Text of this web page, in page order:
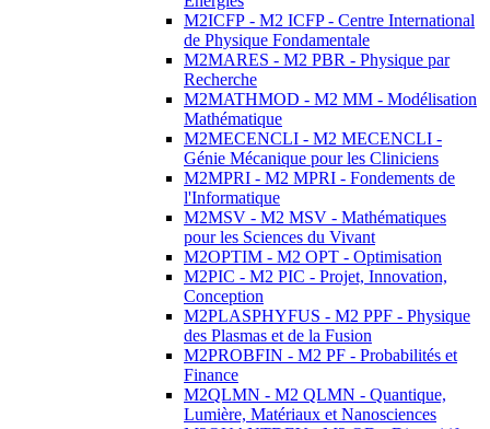
M2ICFP - M2 ICFP - Centre International
de Physique Fondamentale
M2MARES - M2 PBR - Physique par
Recherche
M2MATHMOD - M2 MM - Modélisation
Mathématique
M2MECENCLI - M2 MECENCLI -
Génie Mécanique pour les Cliniciens
M2MPRI - M2 MPRI - Fondements de
l'Informatique
M2MSV - M2 MSV - Mathématiques
pour les Sciences du Vivant
M2OPTIM - M2 OPT - Optimisation
M2PIC - M2 PIC - Projet, Innovation,
Conception
M2PLASPHYFUS - M2 PPF - Physique
des Plasmas et de la Fusion
M2PROBFIN - M2 PF - Probabilités et
Finance
M2QLMN - M2 QLMN - Quantique,
Lumière, Matériaux et Nanosciences